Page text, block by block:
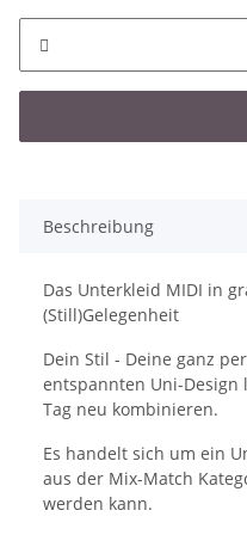
Beschreibung
Das Unterkleid MIDI in
(Still)Gelegenheit
Dein Stil - Deine ganz
entspannten Uni-Design
Tag neu kombinieren.
Es handelt sich um ein
aus der Mix-Match
werden kann.